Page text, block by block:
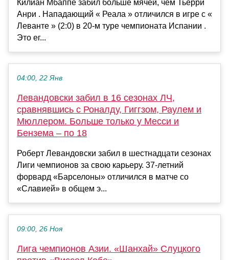
Килиан Мбаппе забил больше мячей, чем Тьерри
Анри . Нападающий « Реала » отличился в игре с «
Леванте » (2:0) в 20-м туре чемпионата Испании .
Это ег...
04:00, 22 Янв
Левандовски забил в 16 сезонах ЛЧ,
сравнявшись с Роналду, Гиггзом, Раулем и
Мюллером. Больше только у Месси и
Бензема – по 18
Роберт Левандовски забил в шестнадцати сезонах
Лиги чемпионов за свою карьеру. 37-летний
форвард «Барселоны» отличился в матче со
«Славией» в общем э...
09:00, 26 Ноя
Лига чемпионов Азии. «Шанхай» Слуцкого